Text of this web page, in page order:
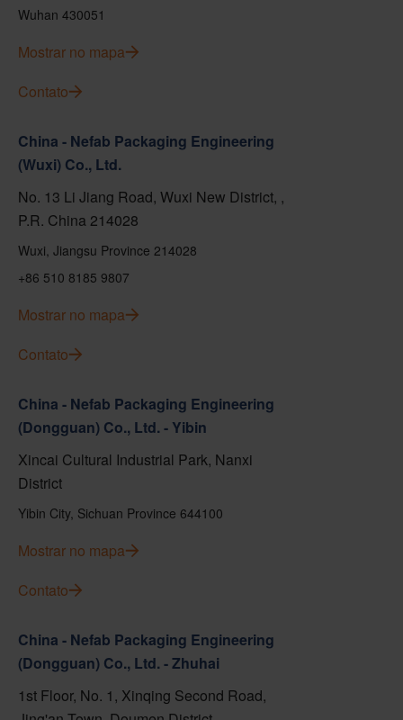
Wuhan 430051
Mostrar no mapa
Contato
China - Nefab Packaging Engineering
(Wuxi) Co., Ltd.
No. 13 Li Jiang Road, Wuxi New District, ,
P.R. China 214028
Wuxi, Jiangsu Province 214028
+86 510 8185 9807
Mostrar no mapa
Contato
China - Nefab Packaging Engineering
(Dongguan) Co., Ltd. - Yibin
Xincai Cultural Industrial Park, Nanxi
District
Yibin City, Sichuan Province 644100
Mostrar no mapa
Contato
China - Nefab Packaging Engineering
(Dongguan) Co., Ltd. - Zhuhai
1st Floor, No. 1, Xinqing Second Road,